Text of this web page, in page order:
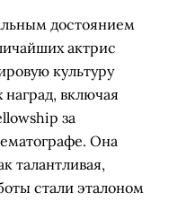
достоянием
актрис
культуру
включая
за
Она
талантливая,
стали эталоном